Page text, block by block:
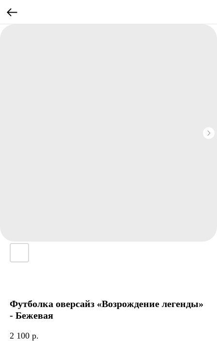
Футболка оверсайз «Возрождение легенды»
- Бежевая
2 100 р.